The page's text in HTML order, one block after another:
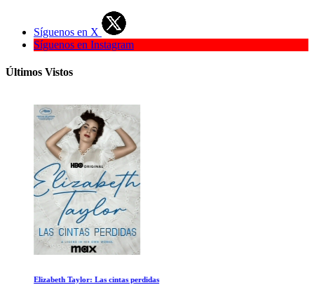
Síguenos en X
Síguenos en Instagram
Últimos Vistos
Elizabeth Taylor: Las cintas perdidas